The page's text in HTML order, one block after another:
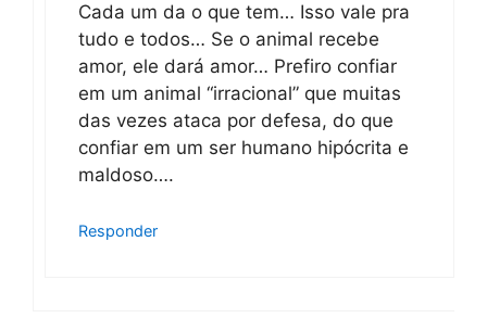
Cada um da o que tem… Isso vale pra
tudo e todos… Se o animal recebe
amor, ele dará amor… Prefiro confiar
em um animal “irracional” que muitas
das vezes ataca por defesa, do que
confiar em um ser humano hipócrita e
maldoso….
Responder